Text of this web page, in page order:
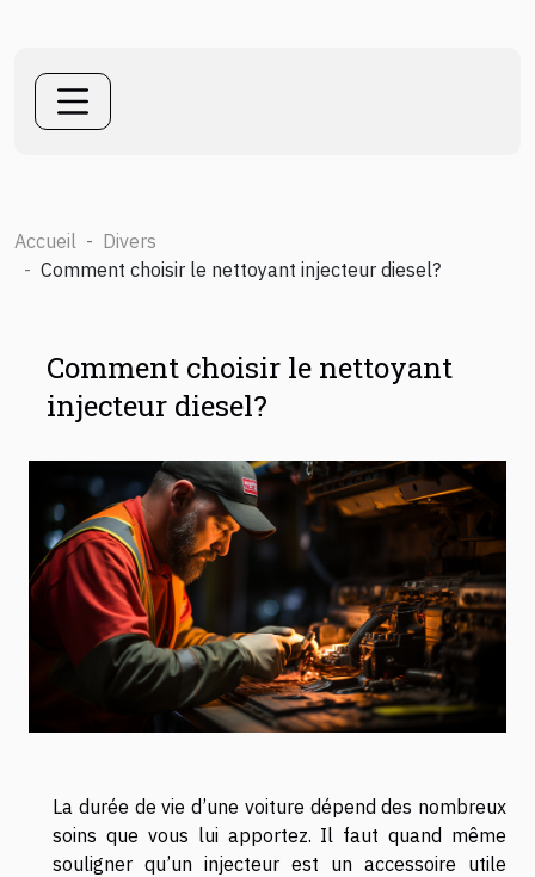
Accueil
Divers
Comment choisir le nettoyant injecteur diesel?
Comment choisir le nettoyant
injecteur diesel?
La durée de vie d’une voiture dépend des nombreux
soins que vous lui apportez. Il faut quand même
souligner qu’un injecteur est un accessoire utile